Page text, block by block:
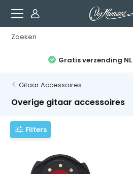
Gratis verzending NL
Gitaar Accessoires
Overige gitaar accessoires
Filters